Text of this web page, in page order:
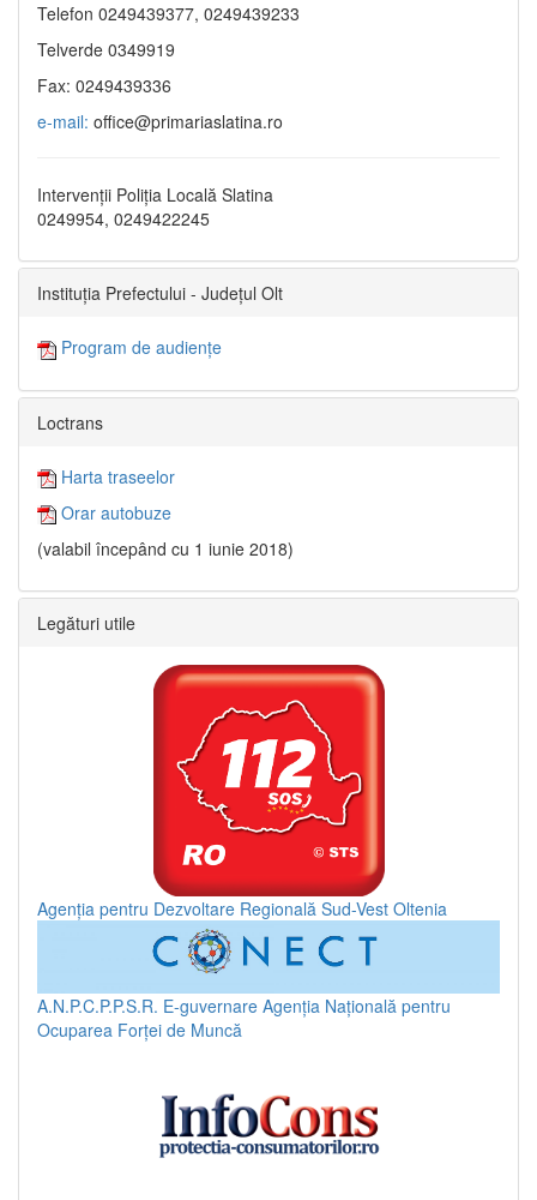
Telefon 0249439377, 0249439233
Telverde 0349919
Fax: 0249439336
e-mail: office@primariaslatina.ro
Intervenții Poliția Locală Slatina
0249954, 0249422245
Instituția Prefectului - Județul Olt
Program de audiențe
Loctrans
Harta traseelor
Orar autobuze
(valabil începând cu 1 iunie 2018)
Legături utile
Agenția pentru Dezvoltare Regională Sud-Vest Oltenia
A.N.P.C.P.P.S.R. E-guvernare Agenția Națională pentru
Ocuparea Forței de Muncă